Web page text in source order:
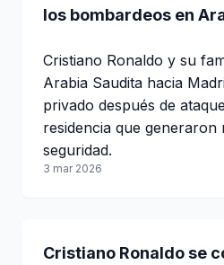
los bombardeos en
Cristiano Ronaldo y su
Arabia Saudita hacia
privado después de
residencia que generaron
seguridad.
3 mar 2026
Cristiano Ronaldo se